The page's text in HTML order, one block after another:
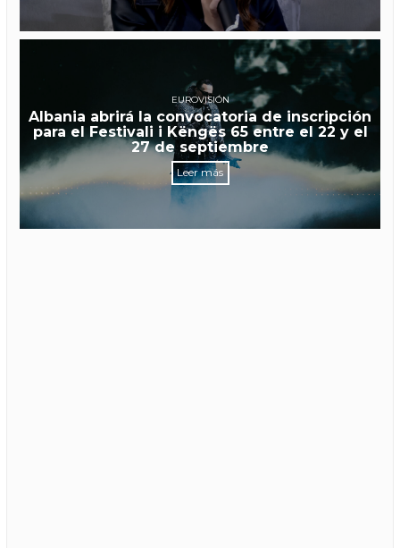
EUROVISIÓN
Albania abrirá la convocatoria de inscripción
para el Festivali i Këngës 65 entre el 22 y el
27 de septiembre
Leer más